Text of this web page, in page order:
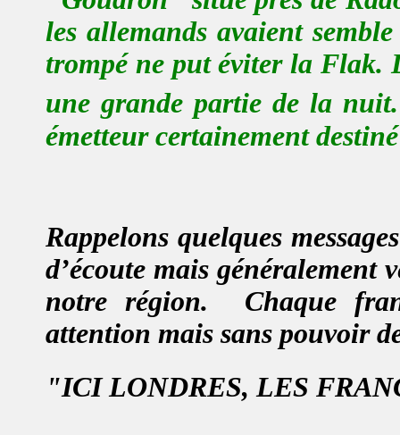
les allemands avaient
trompé ne put éviter la Flak.
une grande partie de la nuit.
émetteur certainement
Rappelons quelques
d’écoute mais généralement
notre région.
Chaque
attention mais sans pouvoir
"ICI LONDRES, LES